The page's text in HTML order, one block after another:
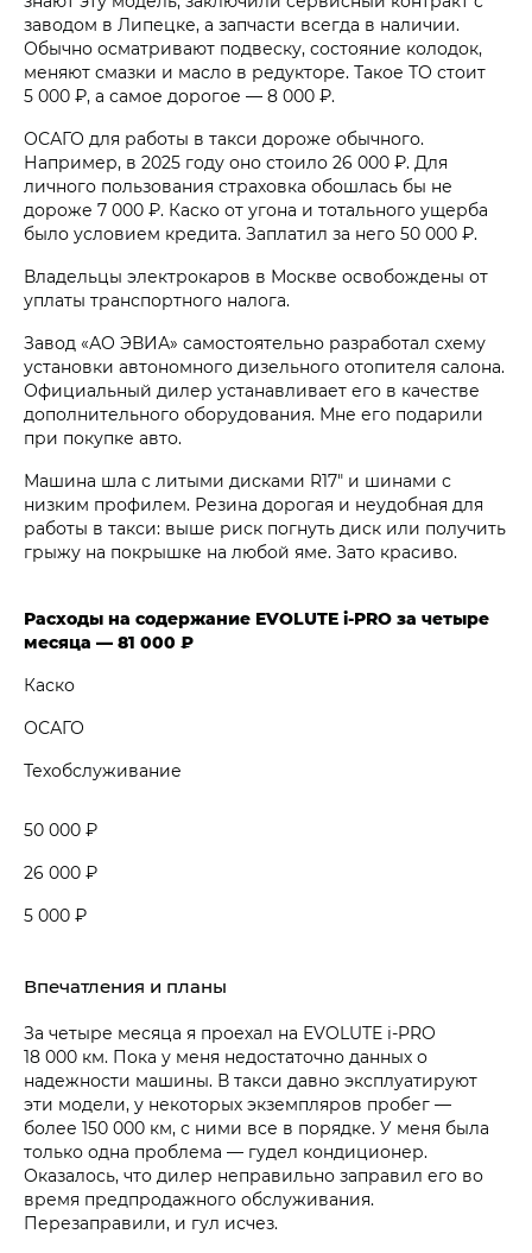
заводом в Липецке, а запчасти всегда в наличии.
Обычно осматривают подвеску, состояние колодок,
меняют смазки и масло в редукторе. Такое ТО стоит
5 000 ₽, а самое дорогое — 8 000 ₽.
ОСАГО для работы в такси дороже обычного.
Например, в 2025 году оно стоило 26 000 ₽. Для
личного пользования страховка обошлась бы не
дороже 7 000 ₽. Каско от угона и тотального ущерба
было условием кредита. Заплатил за него 50 000 ₽.
Владельцы электрокаров в Москве освобождены от
уплаты транспортного налога.
Завод «АО ЭВИА» самостоятельно разработал схему
установки автономного дизельного отопителя салона.
Официальный дилер устанавливает его в качестве
дополнительного оборудования. Мне его подарили
при покупке авто.
Машина шла с литыми дисками R17″ и шинами с
низким профилем. Резина дорогая и неудобная для
работы в такси: выше риск погнуть диск или получить
грыжу на покрышке на любой яме. Зато красиво.
Расходы на содержание EVOLUTE i‑PRO за четыре
месяца — 81 000 ₽
Каско
ОСАГО
Техобслуживание
50 000 ₽
26 000 ₽
5 000 ₽
Впечатления и планы
За четыре месяца я проехал на EVOLUTE i‑PRO
18 000 км. Пока у меня недостаточно данных о
надежности машины. В такси давно эксплуатируют
эти модели, у некоторых экземпляров пробег —
более 150 000 км, с ними все в порядке. У меня была
только одна проблема — гудел кондиционер.
Оказалось, что дилер неправильно заправил его во
время предпродажного обслуживания.
Перезаправили, и гул исчез.